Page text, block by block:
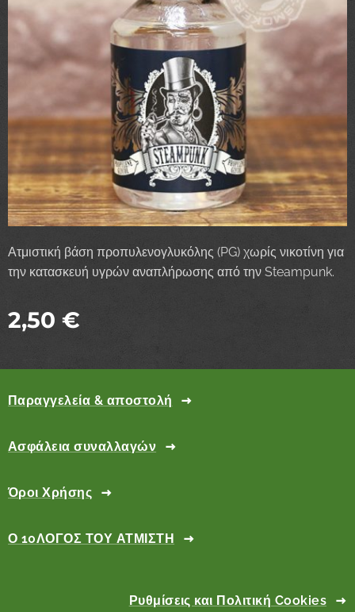
Ατμιστική βάση προπυλενογλυκόλης (PG) χωρίς νικοτίνη για
την κατασκευή υγρών αναπλήρωσης από την Steampunk.
2,50 €
Παραγγελεία & αποστολή
Ασφάλεια συναλλαγών
Όροι Χρήσης
Ο 10ΛΟΓΟΣ ΤΟΥ ΑΤΜΙΣΤΗ
Ρυθμίσεις και Πολιτική Cookies